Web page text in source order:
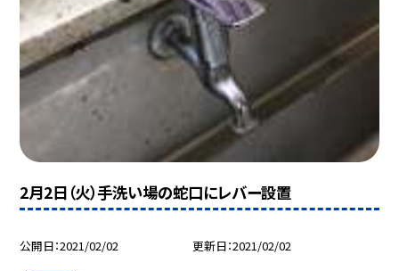
2月2日（火）手洗い場の蛇口にレバー設置
公開日 2021/02/02 更新日 2021/02/02